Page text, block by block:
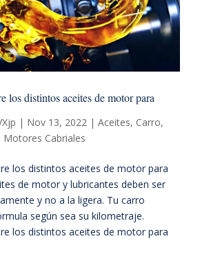
los distintos aceites de motor para
| Nov 13, 2022 | Aceites, Carro,
Motores Cabriales
los distintos aceites de motor para
de motor y lubricantes deben ser
y no a la ligera. Tu carro
según sea su kilometraje.
los distintos aceites de motor para